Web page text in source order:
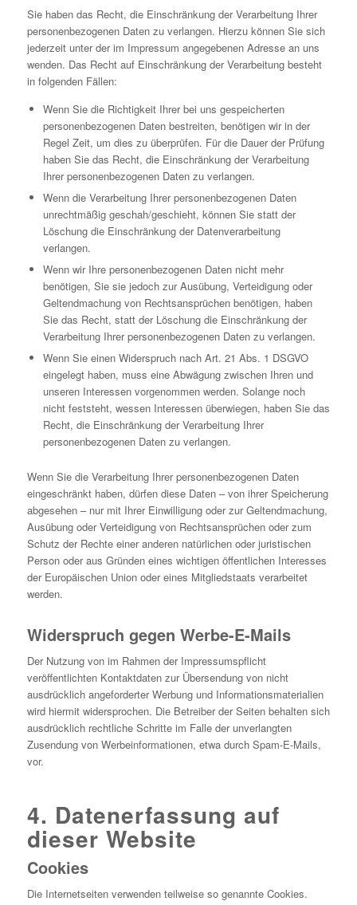
Sie haben das Recht, die Einschränkung der Verarbeitung Ihrer
personenbezogenen Daten zu verlangen. Hierzu können Sie sich
jederzeit unter der im Impressum angegebenen Adresse an uns
wenden. Das Recht auf Einschränkung der Verarbeitung besteht
in folgenden Fällen:
Wenn Sie die Richtigkeit Ihrer bei uns gespeicherten
personenbezogenen Daten bestreiten, benötigen wir in der
Regel Zeit, um dies zu überprüfen. Für die Dauer der Prüfung
haben Sie das Recht, die Einschränkung der Verarbeitung
Ihrer personenbezogenen Daten zu verlangen.
Wenn die Verarbeitung Ihrer personenbezogenen Daten
unrechtmäßig geschah/geschieht, können Sie statt der
Löschung die Einschränkung der Datenverarbeitung
verlangen.
Wenn wir Ihre personenbezogenen Daten nicht mehr
benötigen, Sie sie jedoch zur Ausübung, Verteidigung oder
Geltendmachung von Rechtsansprüchen benötigen, haben
Sie das Recht, statt der Löschung die Einschränkung der
Verarbeitung Ihrer personenbezogenen Daten zu verlangen.
Wenn Sie einen Widerspruch nach Art. 21 Abs. 1 DSGVO
eingelegt haben, muss eine Abwägung zwischen Ihren und
unseren Interessen vorgenommen werden. Solange noch
nicht feststeht, wessen Interessen überwiegen, haben Sie das
Recht, die Einschränkung der Verarbeitung Ihrer
personenbezogenen Daten zu verlangen.
Wenn Sie die Verarbeitung Ihrer personenbezogenen Daten
eingeschränkt haben, dürfen diese Daten – von ihrer Speicherung
abgesehen – nur mit Ihrer Einwilligung oder zur Geltendmachung,
Ausübung oder Verteidigung von Rechtsansprüchen oder zum
Schutz der Rechte einer anderen natürlichen oder juristischen
Person oder aus Gründen eines wichtigen öffentlichen Interesses
der Europäischen Union oder eines Mitgliedstaats verarbeitet
werden.
Widerspruch gegen Werbe-E-Mails
Der Nutzung von im Rahmen der Impressumspflicht
veröffentlichten Kontaktdaten zur Übersendung von nicht
ausdrücklich angeforderter Werbung und Informationsmaterialien
wird hiermit widersprochen. Die Betreiber der Seiten behalten sich
ausdrücklich rechtliche Schritte im Falle der unverlangten
Zusendung von Werbeinformationen, etwa durch Spam-E-Mails,
vor.
4. Datenerfassung auf
dieser Website
Cookies
Die Internetseiten verwenden teilweise so genannte Cookies.